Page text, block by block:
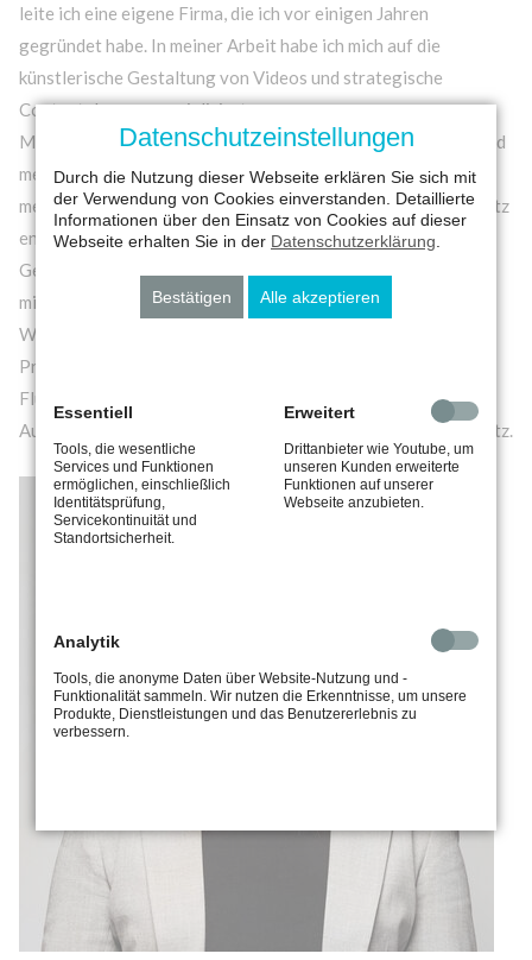
leite ich eine eigene Firma, die ich vor einigen Jahren
gegründet habe. In meiner Arbeit habe ich mich auf die
künstlerische Gestaltung von Videos und strategische
Contentplanung spezialisiert.
Meine Leidenschaft für Umweltthemen wurde bereits während
meiner Schulzeit geweckt, als ich im Leistungskurs Erdkunde
mein besonderes Interesse für Nachhaltigkeit und Naturschutz
entdeckte. In den vergangenen Jahren hatte ich die
Gelegenheit, an verschiedenen spannenden Umweltprojekten
mitzuwirken.
Was mich besonders an diesem Projekt begeistert: Dieses
Projekt vereint künstlerischen Ausdruck mit aktivem
Flussschutz und schafft durch seine länderübergreifende
Ausrichtung wichtige Aufmerksamkeit für den Gewässerschutz.
Datenschutzeinstellungen
Durch die Nutzung dieser Webseite erklären Sie sich mit
der Verwendung von Cookies einverstanden. Detaillierte
Informationen über den Einsatz von Cookies auf dieser
Webseite erhalten Sie in der Datenschutzerklärung
Bestätigen Alle akzeptieren
Essentiell
Tools, die wesentliche
Services und Funktionen
ermöglichen, einschließlich
Identitätsprüfung,
Servicekontinuität und
Standortsicherheit.
Erweitert
Drittanbieter wie Youtube, um
unseren Kunden erweiterte
Funktionen auf unserer
Webseite anzubieten.
Analytik
Tools, die anonyme Daten über Website-Nutzung und -
Funktionalität sammeln. Wir nutzen die Erkenntnisse, um unsere
Produkte, Dienstleistungen und das Benutzererlebnis zu
verbessern.